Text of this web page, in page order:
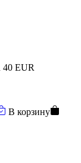
40 EUR
В корзину